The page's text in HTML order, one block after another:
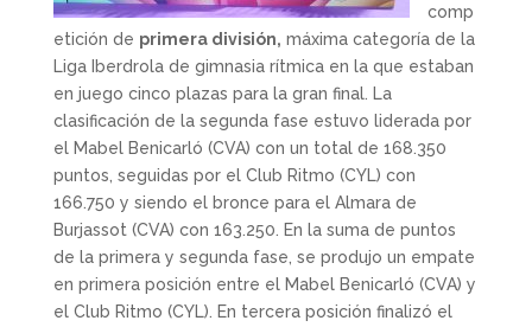
comp
etición de primera división, máxima categoría de la
Liga Iberdrola de gimnasia rítmica en la que estaban
en juego cinco plazas para la gran final. La
clasificación de la segunda fase estuvo liderada por
el Mabel Benicarló (CVA) con un total de 168.350
puntos, seguidas por el Club Ritmo (CYL) con
166.750 y siendo el bronce para el Almara de
Burjassot (CVA) con 163.250. En la suma de puntos
de la primera y segunda fase, se produjo un empate
en primera posición entre el Mabel Benicarló (CVA) y
el Club Ritmo (CYL). En tercera posición finalizó el